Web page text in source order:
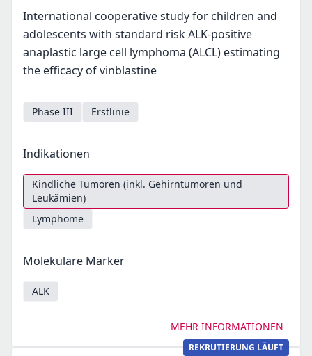
International cooperative study for children and
adolescents with standard risk ALK-positive
anaplastic large cell lymphoma (ALCL) estimating
the efficacy of vinblastine
Phase III Erstlinie
Indikationen
Kindliche Tumoren (inkl. Gehirntumoren und
Leukämien)
Lymphome
Molekulare Marker
ALK
MEHR INFORMATIONEN
REKRUTIERUNG LÄUFT